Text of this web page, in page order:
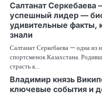
Салтанат
успешный лидер —
удивительные факты,
знали
Салтанат Серкебаева — одна из
спортсменок Казахстана.
страсть к…
Владимир князь
ключевые события и